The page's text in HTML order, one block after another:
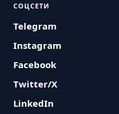
СОЦСЕТИ
Telegram
Instagram
Facebook
Twitter/X
LinkedIn